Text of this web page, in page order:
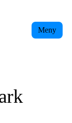
Meny